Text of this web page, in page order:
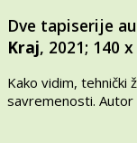
Dve tapiserije
Kraj, 2021; 140
Kako vidim, tehnički
savremenosti.